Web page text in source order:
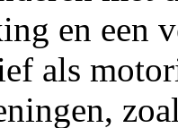
en een
als